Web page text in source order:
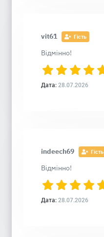
vit61 Гість
Відмінно!
Дата: 28.07.2026
indeech69 Гість
Відмінно!
Дата: 28.07.2026